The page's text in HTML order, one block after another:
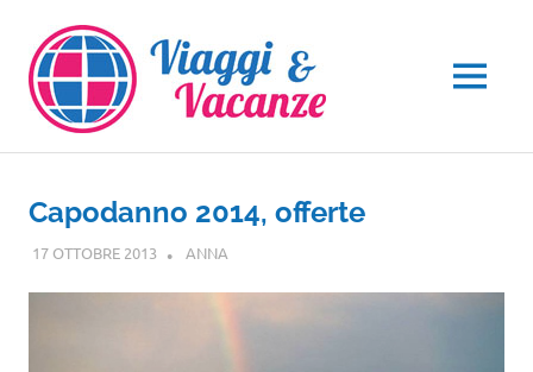
contenuto
MENU
Capodanno 2014, offerte
17 OTTOBRE 2013 ANNA